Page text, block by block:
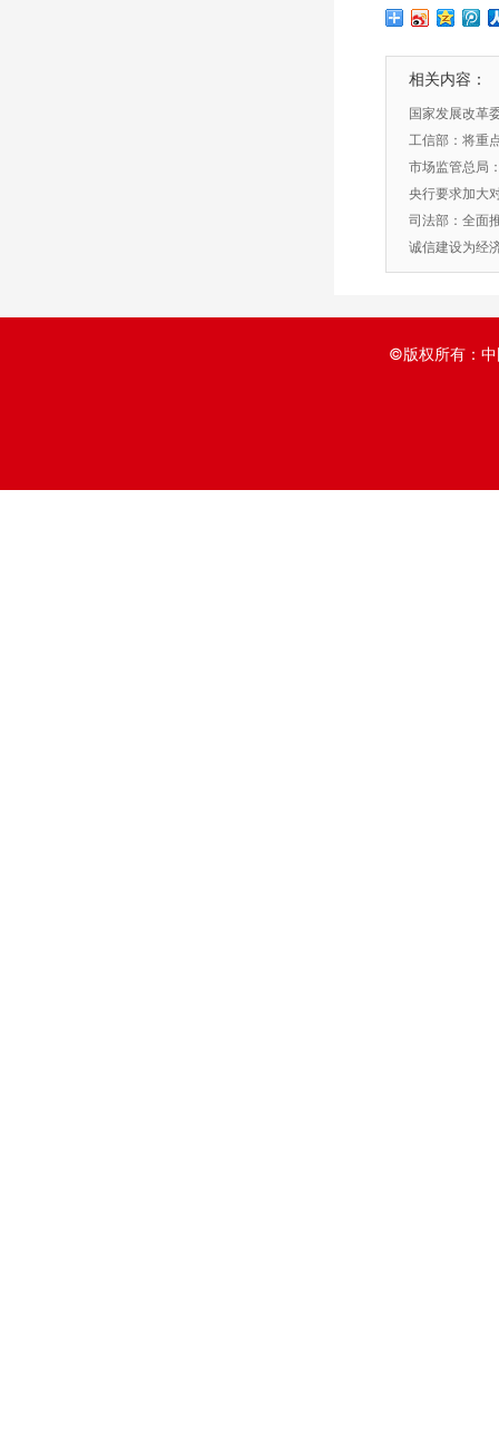
相关内容：
国家发展改革
信息报告标准
工信部：将重
企业款项
市场监管总局
监管
央行要求加大
司法部：全面
制度建设
诚信建设为经
©版权所有：